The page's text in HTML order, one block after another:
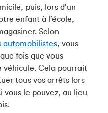
puis, lors d’un
enfant à l’école,
Selon
automobilistes, vous
fois que vous
Cela pourrait
tous vos arrêts lors
vous le pouvez, au lieu